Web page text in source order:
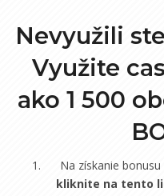
Nevyužili
Využite
ako 1 500
Na získanie
kliknite na tento